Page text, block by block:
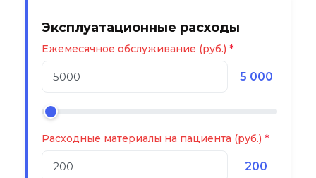
Эксплуатационные расходы
Ежемесячное обслуживание (руб.)
5 000
Расходные материалы на пациента (руб.)
200